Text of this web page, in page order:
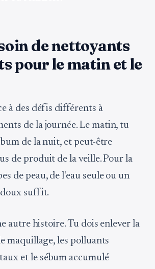
de nettoyants
pour le matin et le
à des défis différents à
de la journée. Le matin, tu
de la nuit, et peut-être
de produit de la veille. Pour la
de peau, de l'eau seule ou un
suffit.
autre histoire. Tu dois enlever la
maquillage, les polluants
et le sébum accumulé